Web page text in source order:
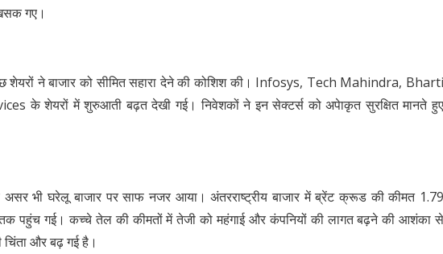
गए।
ने बाजार को सीमित सहारा देने की कोशिश की। Infosys, Tech Mahindra, Bharti
के शेयरों में शुरुआती बढ़त देखी गई। निवेशकों ने इन सेक्टर्स को अपेाकृत सुरक्षित मानते हुए
असर भी घरेलू बाजार पर साफ नजर आया। अंतरराष्ट्रीय बाजार में ब्रेंट क्रूड की कीमत 1.79
पहुंच गई। कच्चे तेल की कीमतों में तेजी को महंगाई और कंपनियों की लागत बढ़ने की आशंका से
और बढ़ गई है।